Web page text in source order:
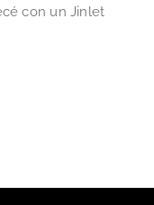
con un Jinlet